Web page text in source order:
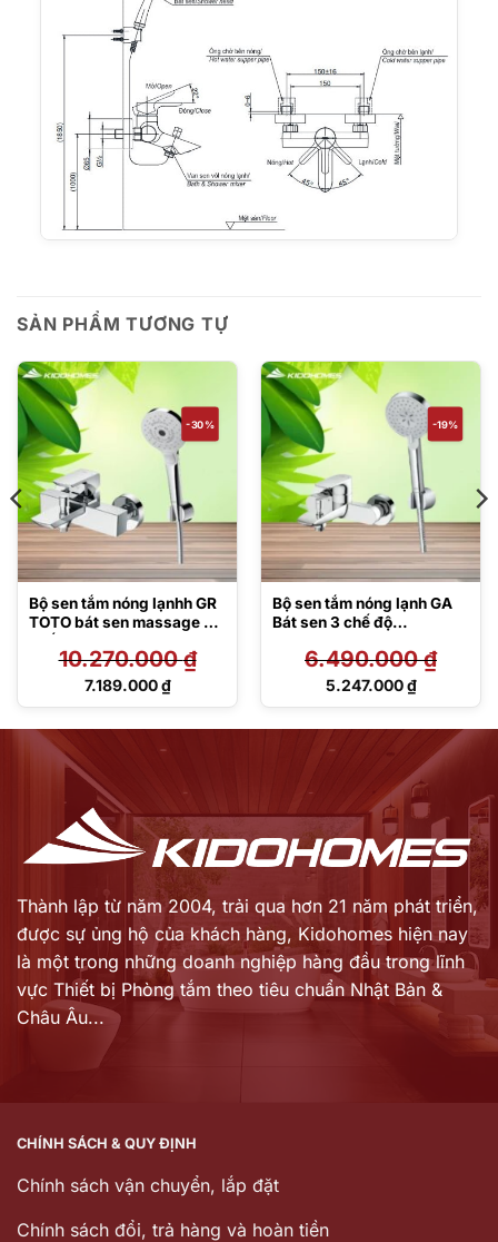
SẢN PHẨM TƯƠNG TỰ
-30%
Bộ sen tắm nóng lạnhh GR
TOTO bát sen massage 3
TBG02302VA/TBW01035
10.270.000₫
Giá
7.189.000₫
Giá
-19%
Bộ sen tắm nóng lạnh GA
Bát sen 3 chế độ
6.490.000₫
Giá
6.490.000 ₫.
5.247.000₫
Giá
5.247.000 ₫.
Thành lập từ năm 2004, trải qua hơn 21 năm phát triển,
được sự ủng hộ của khách hàng, Kidohomes hiện nay
là một trong những doanh nghiệp hàng đầu trong lĩnh
vực Thiết bị Phòng tắm theo tiêu chuẩn Nhật Bản &
Châu Âu...
CHÍNH SÁCH & QUY ĐỊNH
Chính sách vận chuyển, lắp đặt
Chính sách đổi, trả hàng và hoàn tiền